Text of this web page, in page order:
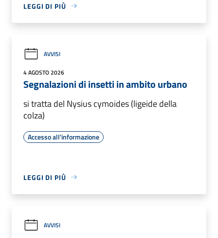
LEGGI DI PIÙ
AVVISI
4 AGOSTO 2026
Segnalazioni di insetti in ambito urbano
si tratta del Nysius cymoides (ligeide della
colza)
Accesso all'informazione
LEGGI DI PIÙ
AVVISI